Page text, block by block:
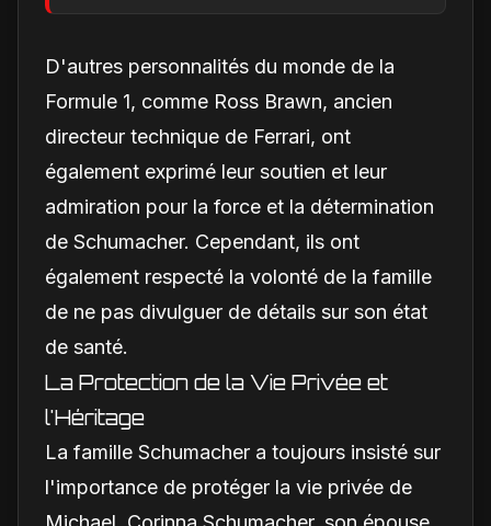
D'autres personnalités du monde de la
Formule 1, comme Ross Brawn, ancien
directeur technique de Ferrari, ont
également exprimé leur soutien et leur
admiration pour la force et la détermination
de Schumacher. Cependant, ils ont
également respecté la volonté de la famille
de ne pas divulguer de détails sur son état
de santé.
La Protection de la Vie Privée et
l'Héritage
La famille Schumacher a toujours insisté sur
l'importance de protéger la vie privée de